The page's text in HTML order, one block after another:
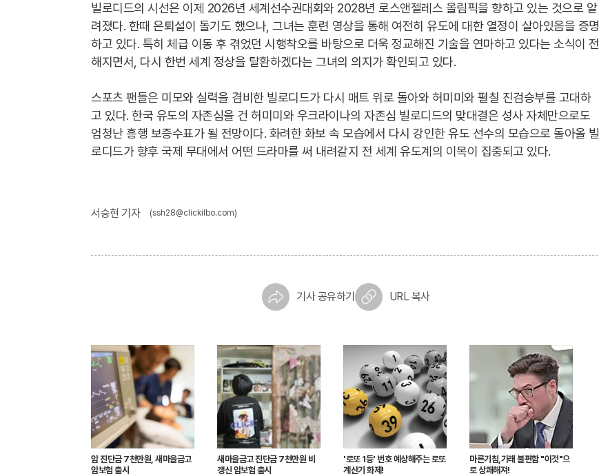
빌로디드의 시선은 이제 2026년 세계선수권대회와 2028년 로스앤젤레스 올림픽을 향하고 있는 것으로 알
려졌다. 한때 은퇴설이 돌기도 했으나, 그녀는 훈련 영상을 통해 여전히 유도에 대한 열정이 살아있음을 증명
하고 있다. 특히 체급 이동 후 겪었던 시행착오를 바탕으로 더욱 정교해진 기술을 연마하고 있다는 소식이 전
해지면서, 다시 한번 세계 정상을 탈환하겠다는 그녀의 의지가 확인되고 있다.
스포츠 팬들은 미모와 실력을 겸비한 빌로디드가 다시 매트 위로 돌아와 허미미와 펼칠 진검승부를 고대하
고 있다. 한국 유도의 자존심을 건 허미미와 우크라이나의 자존심 빌로디드의 맞대결은 성사 자체만으로도
엄청난 흥행 보증수표가 될 전망이다. 화려한 화보 속 모습에서 다시 강인한 유도 선수의 모습으로 돌아올 빌
로디드가 향후 국제 무대에서 어떤 드라마를 써 내려갈지 전 세계 유도계의 이목이 집중되고 있다.
서승현 기자 (ssh28@clickilbo.com)
기사 공유하기 URL 복사
암 진단금 7천만원, 새마을금고
암보험 출시
새마을금고 진단금 7천만원 비
갱신 암보험 출시
'로또 1등' 번호 예상해주는 로또
계산기 화제!
마른기침,가래 불편함 "이것"으
로 상쾌해져!